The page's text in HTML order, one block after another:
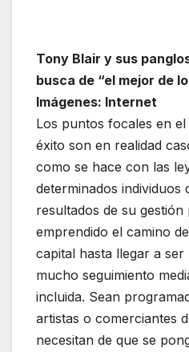
Tony Blair y sus
busca de “el mejor de
Imágenes: Internet
Los puntos focales en el
éxito son en realidad
como se hace con las
determinados individuos
resultados de su
emprendido el camino
capital hasta llegar a
mucho seguimiento
incluida. Sean
artistas o comerciantes
necesitan de que se